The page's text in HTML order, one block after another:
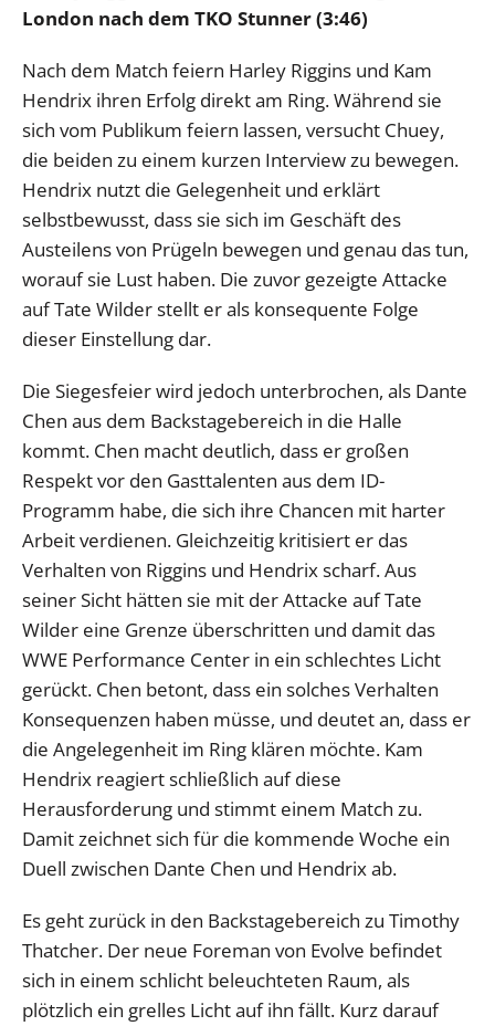
London nach dem TKO Stunner (3:46)
Nach dem Match feiern Harley Riggins und Kam
Hendrix ihren Erfolg direkt am Ring. Während sie
sich vom Publikum feiern lassen, versucht Chuey,
die beiden zu einem kurzen Interview zu bewegen.
Hendrix nutzt die Gelegenheit und erklärt
selbstbewusst, dass sie sich im Geschäft des
Austeilens von Prügeln bewegen und genau das tun,
worauf sie Lust haben. Die zuvor gezeigte Attacke
auf Tate Wilder stellt er als konsequente Folge
dieser Einstellung dar.
Die Siegesfeier wird jedoch unterbrochen, als Dante
Chen aus dem Backstagebereich in die Halle
kommt. Chen macht deutlich, dass er großen
Respekt vor den Gasttalenten aus dem ID-
Programm habe, die sich ihre Chancen mit harter
Arbeit verdienen. Gleichzeitig kritisiert er das
Verhalten von Riggins und Hendrix scharf. Aus
seiner Sicht hätten sie mit der Attacke auf Tate
Wilder eine Grenze überschritten und damit das
WWE Performance Center in ein schlechtes Licht
gerückt. Chen betont, dass ein solches Verhalten
Konsequenzen haben müsse, und deutet an, dass er
die Angelegenheit im Ring klären möchte. Kam
Hendrix reagiert schließlich auf diese
Herausforderung und stimmt einem Match zu.
Damit zeichnet sich für die kommende Woche ein
Duell zwischen Dante Chen und Hendrix ab.
Es geht zurück in den Backstagebereich zu Timothy
Thatcher. Der neue Foreman von Evolve befindet
sich in einem schlicht beleuchteten Raum, als
plötzlich ein grelles Licht auf ihn fällt. Kurz darauf